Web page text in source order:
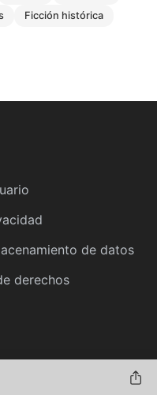
ficción histórica
de datos
derechos